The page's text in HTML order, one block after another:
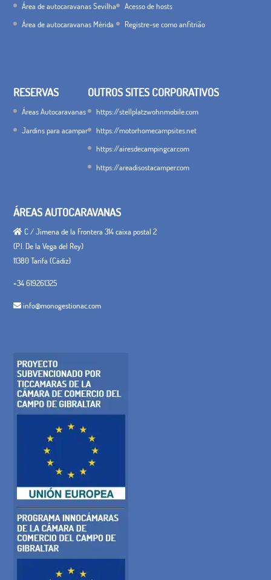
Área de autocaravanas Sevilha
Área de autocaravanas Mérida
Acesso de hosts
Registre-se como anfitrião
RESERVAS
Áreas Autocaravanas
Jardins para acampar
OUTROS SITES CORPORATIVOS
https://stellplatzwohnmobile.com
https://motorhomecampsites.net
https://airesdecampingcar.com
https://areadisostacamper.com
ÁREAS AUTOCARAVANAS
C / Jimena de la Frontera 314 caixa postal 2
(P.I. De la Vega del Rey)
11380 Tarifa (Cádiz)
+34 619261325
info@monogestionac.com